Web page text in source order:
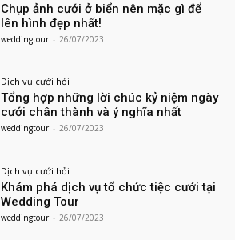
Chụp ảnh cưới ở biển nên mặc gì để
lên hình đẹp nhất!
weddingtour - 26/07/2023
Dịch vụ cưới hỏi
Tổng hợp những lời chúc kỷ niệm ngày
cưới chân thành và ý nghĩa nhất
weddingtour - 26/07/2023
Dịch vụ cưới hỏi
Khám phá dịch vụ tổ chức tiệc cưới tại
Wedding Tour
weddingtour - 26/07/2023